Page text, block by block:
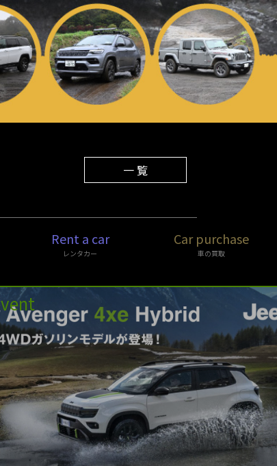
2026.02.02 営業時間変更のお知らせ
一 覧
Rent a car
レンタカー
Car purchase
車の買取